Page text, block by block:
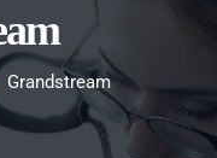
Grandstream